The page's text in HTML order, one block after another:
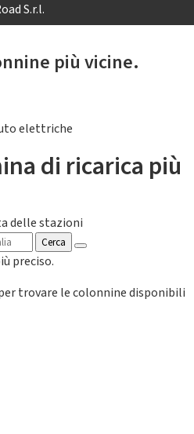
S.r.l.
più vicine.
elettriche
di ricarica più
delle stazioni
Cerca
preciso.
trovare le colonnine disponibili